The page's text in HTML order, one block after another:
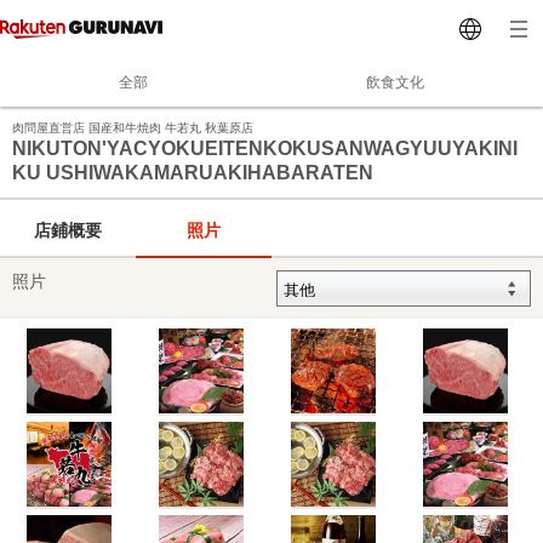
全部 飲食文化
肉問屋直営店 国産和牛焼肉 牛若丸 秋葉原店
NIKUTON'YACYOKUEITENKOKUSANWAGYUUYAKINI
KU USHIWAKAMARUAKIHABARATEN
店鋪概要 照片
照片